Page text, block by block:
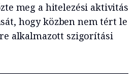
meg a hitelezési aktivitás
hogy közben nem tért le
alkalmazott szigorítási